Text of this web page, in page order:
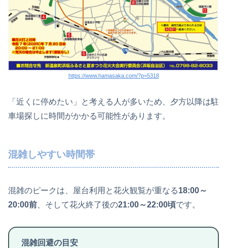
https://www.hamasaka.com/?p=5318
「近くに停めたい」と考える人が多いため、夕方以降は駐
車場探しに時間がかかる可能性があります。
混雑しやすい時間帯
混雑のピークは、屋台利用と花火観覧が重なる18:00～
20:00前 、そして花火終了後の21:00～22:00頃です。
混雑回避の目安